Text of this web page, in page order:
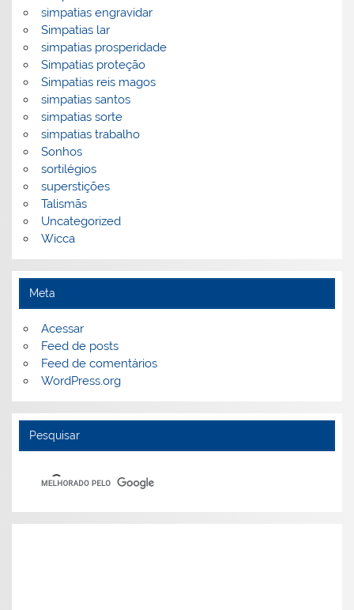
simpatias engravidar
Simpatias lar
simpatias prosperidade
Simpatias proteção
Simpatias reis magos
simpatias santos
simpatias sorte
simpatias trabalho
Sonhos
sortilégios
superstições
Talismãs
Uncategorized
Wicca
Meta
Acessar
Feed de posts
Feed de comentários
WordPress.org
Pesquisar